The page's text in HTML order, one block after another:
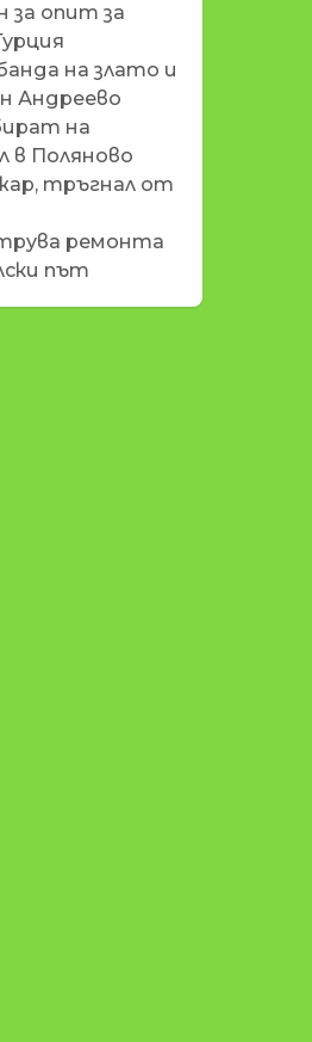
за опит за
на злато и
Андреево
на
в Поляново
тръгнал от
ремонта
път